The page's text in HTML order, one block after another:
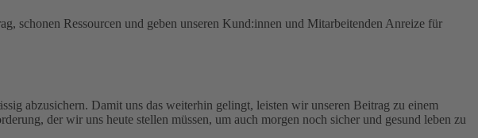
schonen Ressourcen und geben unseren Kund:innen und Mitarbeitenden Anreize für
abzusichern. Damit uns das weiterhin gelingt, leisten wir unseren Beitrag zu einem
der wir uns heute stellen müssen, um auch morgen noch sicher und gesund leben zu